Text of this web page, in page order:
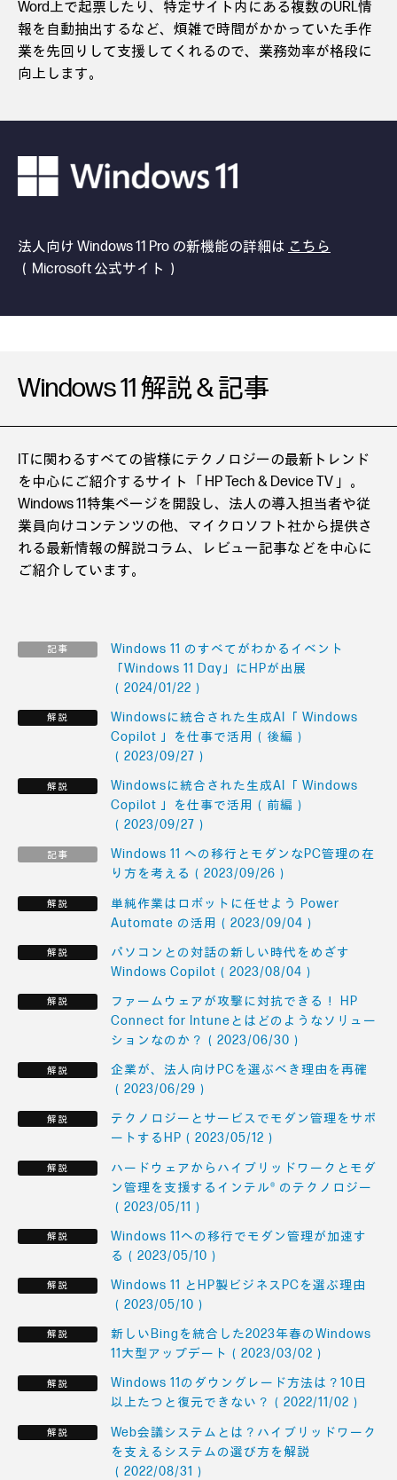
Word上で起票したり、特定サイト内にある複数のURL情
報を自動抽出するなど、煩雑で時間がかかっていた手作
業を先回りして支援してくれるので、業務効率が格段に
向上します。
法人向け Windows 11 Pro の新機能の詳細は こちら
（Microsoft 公式サイト）
Windows 11 解説 & 記事
ITに関わるすべての皆様にテクノロジーの最新トレンド
を中心にご紹介するサイト「 HP Tech & Device TV 」。
Windows 11特集ページを開設し、法人の導入担当者や従
業員向けコンテンツの他、マイクロソフト社から提供さ
れる最新情報の解説コラム、レビュー記事などを中心に
ご紹介しています。
Windows 11 のすべてがわかるイベント
「Windows 11 Day」にHPが出展
（2024/01/22）
Windowsに統合された生成AI「 Windows
Copilot 」を仕事で活用（後編）
（2023/09/27）
Windowsに統合された生成AI「 Windows
Copilot 」を仕事で活用（前編）
（2023/09/27）
Windows 11 への移行とモダンなPC管理の在
り方を考える（2023/09/26）
単純作業はロボットに任せよう Power
Automate の活用（2023/09/04）
パソコンとの対話の新しい時代をめざす
Windows Copilot（2023/08/04）
ファームウェアが攻撃に対抗できる！ HP
Connect for Intuneとはどのようなソリュー
ションなのか？（2023/06/30）
企業が、法人向けPCを選ぶべき理由を再確
（2023/06/29）
テクノロジーとサービスでモダン管理をサポ
ートするHP（2023/05/12）
ハードウェアからハイブリッドワークとモダ
ン管理を支援するインテル® のテクノロジー
（2023/05/11）
Windows 11への移行でモダン管理が加速す
る（2023/05/10）
Windows 11 とHP製ビジネスPCを選ぶ理由
（2023/05/10）
新しいBingを統合した2023年春のWindows
11大型アップデート（2023/03/02）
Windows 11のダウングレード方法は？10日
以上たつと復元できない？（2022/11/02）
Web会議システムとは？ハイブリッドワーク
を支えるシステムの選び方を解説
（2022/08/31）